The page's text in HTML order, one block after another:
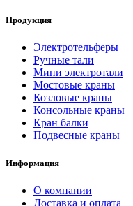
Продукция
Электротельферы
Ручные тали
Мини электротали
Мостовые краны
Козловые краны
Консольные краны
Кран балки
Подвесные краны
Информация
О компании
Доставка и оплата